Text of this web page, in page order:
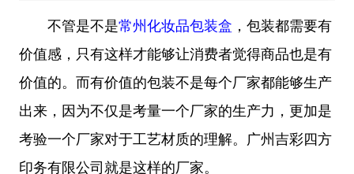
不管是不是常州化妆品包装盒 ，包装都需要有
价值感，只有这样才能够让消费者觉得商品也是有
价值的。而有价值的包装不是每个厂家都能够生产
出来，因为不仅是考量一个厂家的生产力，更加是
考验一个厂家对于工艺材质的理解。广州吉彩四方
印务有限公司就是这样的厂家。